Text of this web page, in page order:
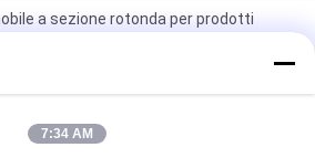
a sezione rotonda per prodotti
spruzzo del sistema di racking del
logistica
rivestita di plastica dello scaffale
7:34 AM